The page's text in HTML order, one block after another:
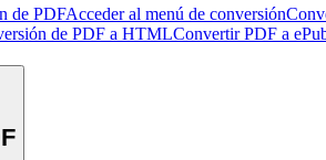
de PDFAcceder al menú de conversión
de PDF a HTMLConvertir PDF a